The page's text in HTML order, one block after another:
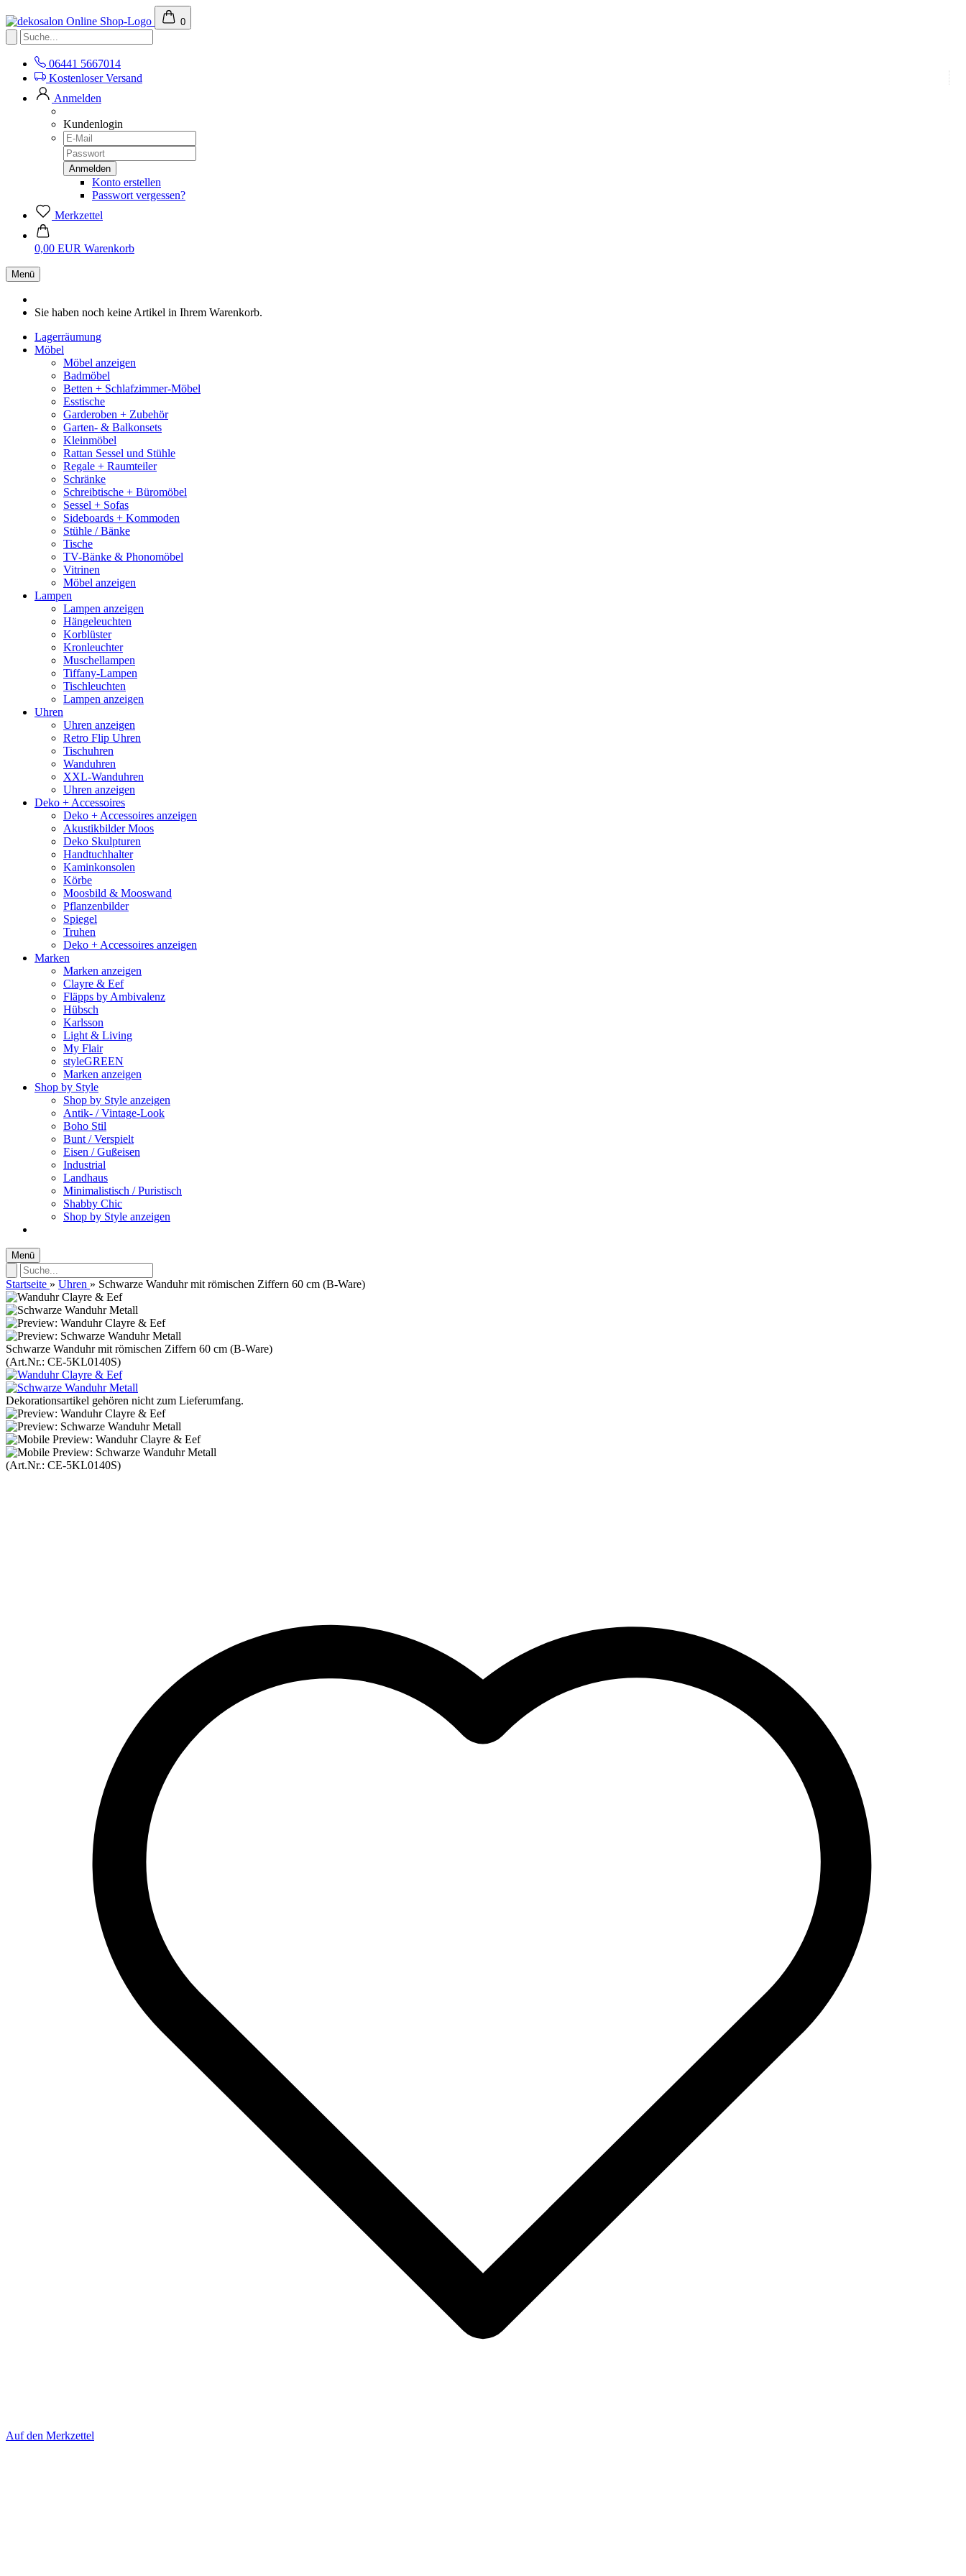
0
06441 5667014
Kostenloser Versand
Anmelden
Kundenlogin
Konto erstellen
Passwort vergessen?
Merkzettel
0,00 EUR Warenkorb
Menü
Sie haben noch keine Artikel in Ihrem Warenkorb.
Lagerräumung
Möbel
Möbel anzeigen
Badmöbel
Betten + Schlafzimmer-Möbel
Esstische
Garderoben + Zubehör
Garten- & Balkonsets
Kleinmöbel
Rattan Sessel und Stühle
Regale + Raumteiler
Schränke
Schreibtische + Büromöbel
Sessel + Sofas
Sideboards + Kommoden
Stühle / Bänke
Tische
TV-Bänke & Phonomöbel
Vitrinen
Möbel anzeigen
Lampen
Lampen anzeigen
Hängeleuchten
Korblüster
Kronleuchter
Muschellampen
Tiffany-Lampen
Tischleuchten
Lampen anzeigen
Uhren
Uhren anzeigen
Retro Flip Uhren
Tischuhren
Wanduhren
XXL-Wanduhren
Uhren anzeigen
Deko + Accessoires
Deko + Accessoires anzeigen
Akustikbilder Moos
Deko Skulpturen
Handtuchhalter
Kaminkonsolen
Körbe
Moosbild & Mooswand
Pflanzenbilder
Spiegel
Truhen
Deko + Accessoires anzeigen
Marken
Marken anzeigen
Clayre & Eef
Fläpps by Ambivalenz
Hübsch
Karlsson
Light & Living
My Flair
styleGREEN
Marken anzeigen
Shop by Style
Shop by Style anzeigen
Antik- / Vintage-Look
Boho Stil
Bunt / Verspielt
Eisen / Gußeisen
Industrial
Landhaus
Minimalistisch / Puristisch
Shabby Chic
Shop by Style anzeigen
Menü
Startseite » Uhren » Schwarze Wanduhr mit römischen Ziffern 60 cm (B-Ware)
Schwarze Wanduhr mit römischen Ziffern 60 cm (B-Ware)
(Art.Nr.: CE-5KL0140S)
Dekorationsartikel gehören nicht zum Lieferumfang.
(Art.Nr.: CE-5KL0140S)
Auf den Merkzettel